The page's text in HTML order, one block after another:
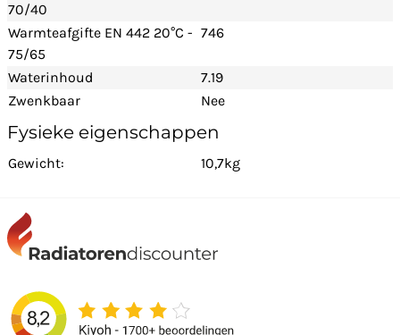
70/40
Warmteafgifte EN 442 20°C -
75/65
746
Waterinhoud
7.19
Zwenkbaar
Nee
Fysieke eigenschappen
Gewicht: 10,7kg